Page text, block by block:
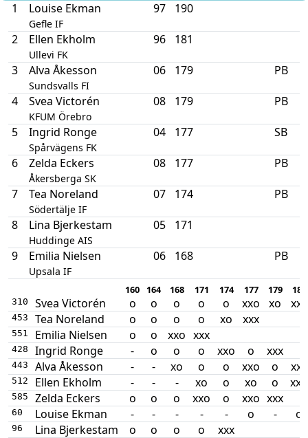
1
Louise Ekman
Gefle IF
97 190
2 Ellen Ekholm
Ullevi FK
96 181
3 Alva Åkesson
Sundsvalls FI
06 179 PB
4 Svea Victorén
KFUM Örebro
08 179 PB
5 Ingrid Ronge
Spårvägens FK
04 177 SB
6 Zelda Eckers
Åkersberga SK
08 177 PB
7 Tea Noreland
Södertälje IF
07 174 PB
8 Lina Bjerkestam
Huddinge AIS
05 171
9 Emilia Nielsen
Upsala IF
06 168 PB
160 164 168 171 174 177 179 181
310 Svea Victorén o o o o o xxo xo xxx
453 Tea Noreland o o o o xo xxx
551 Emilia Nielsen o o xxo xxx
428 Ingrid Ronge - o o o xxo o xxx
443 Alva Åkesson - - xo o o xxo o xxx
512 Ellen Ekholm - - - xo o xo o xxo
585 Zelda Eckers o o o xxo o xxo xxx
60 Louise Ekman - - - - - o - o
96 Lina Bjerkestam o o o o xxx